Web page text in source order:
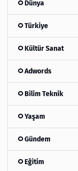
Dünya
Türkiye
Kültür Sanat
Adwords
Bilim Teknik
Yaşam
Gündem
Eğitim